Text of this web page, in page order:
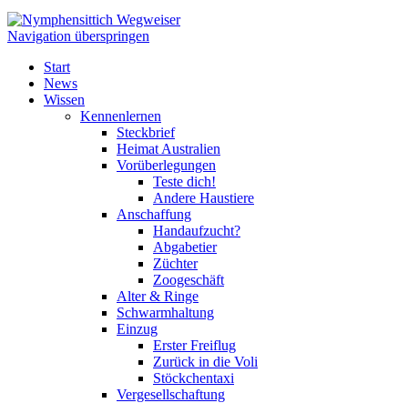
Navigation überspringen
Start
News
Wissen
Kennenlernen
Steckbrief
Heimat Australien
Vorüberlegungen
Teste dich!
Andere Haustiere
Anschaffung
Handaufzucht?
Abgabetier
Züchter
Zoogeschäft
Alter & Ringe
Schwarmhaltung
Einzug
Erster Freiflug
Zurück in die Voli
Stöckchentaxi
Vergesellschaftung